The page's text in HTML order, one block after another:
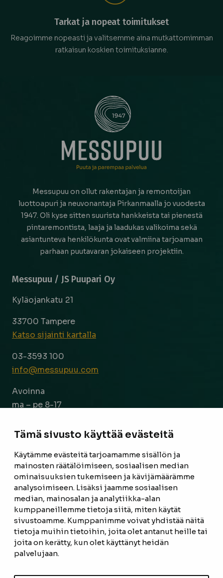
Tämä sivusto käyttää evästeitä
Käytämme evästeitä tarjoamamme sisällön ja
mainosten räätälöimiseen, sosiaalisen median
ominaisuuksien tukemiseen ja kävijämäärämme
analysoimiseen. Lisäksi jaamme sosiaalisen
median, mainosalan ja analytiikka-alan
kumppaneillemme tietoja siitä, miten käytät
sivustoamme. Kumppanimme voivat yhdistää näitä
tietoja muihin tietoihin, joita olet antanut heille tai
joita on kerätty, kun olet käyttänyt heidän
palvelujaan.
Tarkat ja nopeat toimitukset
Reagoimme nopeasti ja valitsemme aina mutkattomimman
ratkaisun koskien toimituksianne.
Messupuu on ollut rakentajan ja remontoijan
luottoapuri ja neuvonantaja Pirkanmaalla jo vuodesta
1947. Oli kyse sitten suurista hankkeista tai pienestä
pintaremontista, laaja ja laadukas valikoima sekä
asiantunteva henkilökunta ovat valmiina tarjoamaan
parhaan puutavaran jokaiseen projektiin.
Messupuu / JS Puupari Oy
Kyläojankatu 21
33700 Tampere
Katso sijainti kartalla
03-3593 100
info@messupuu.com
Avoinna
ma – pe 8-17
ETUSIVU
TUOTTEET
REFERENSSIT
OTA YHTEYTTÄ
TIETOSUOJASELOSTE